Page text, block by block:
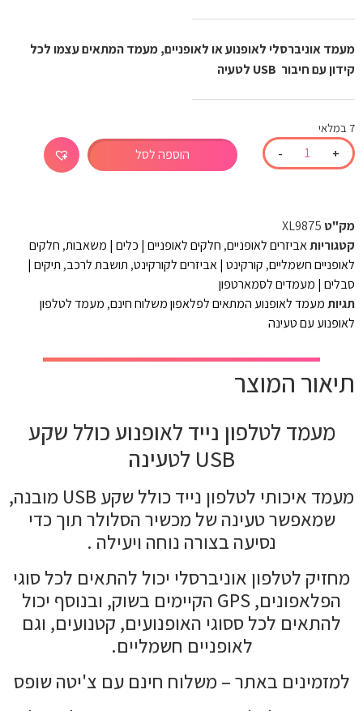
מעמד אוניברסלי לאופנוע או לאופניים, מעמד המתאים עצמו לכל
קידון עם חיבור USB לטעיה
7 במלאי
+
- הוספה לסל
מק"ט XL9875
קטגוריותאביזרים לאופניים, חלקים לאופניים | כלים | משאבות, חלקים
לאופניים חשמליים, קורקינט | אביזרים לקורקינט, תושבת לרכב, תיקים |
סבלים | מעמדים לסמארטפון
תגיותמעמד לאופנוע המתאים לפלאפון משלוח חינם, מעמד לטלפון
לאופנוע עם טעינה
תיאור המוצר
מעמד לטלפון נייד לאופנוע כולל שקע
USB לטעינה
מעמד איכותי לטלפון נייד כולל שקע USB מובנה,
שמאפשר טעינה של מכשיר הסלולר תוך כדי
נסיעה בצורה נוחה ויעילה .
מחזיק לטלפון אוניברסלי יכול להתאים לכל סוגי
הפלאפונים, GPS הקיימים בשוק, ובנוסף יכול
להתאים לכל ססוגי האופנועים, קטנועים, וגם
לאופניים חשמליים.
למזמינים באתר – משלוח חינם עם צ'יטה שופס